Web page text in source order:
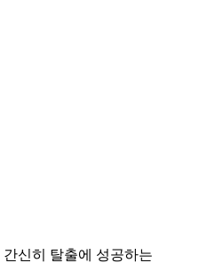
신히 탈출에 성공하는